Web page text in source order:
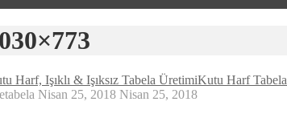
Harf, Işıklı & Işıksız Tabela ÜretimiKutu Harf Tabela
Nisan 25, 2018 Nisan 25, 2018